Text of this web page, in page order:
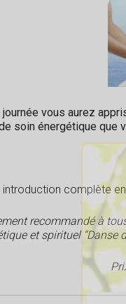
vous aurez
soin énergétique que
introduction complète
recommandé à
et spirituel “Danse